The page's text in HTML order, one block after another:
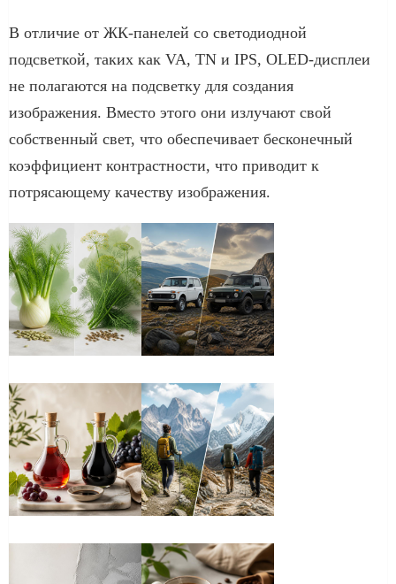
В отличие от ЖК-панелей со светодиодной
подсветкой, таких как VA, TN и IPS, OLED-дисплеи
не полагаются на подсветку для создания
изображения. Вместо этого они излучают свой
собственный свет, что обеспечивает бесконечный
коэффициент контрастности, что приводит к
потрясающему качеству изображения.